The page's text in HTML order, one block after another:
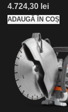
lei
ADAUGĂ ÎN COȘ